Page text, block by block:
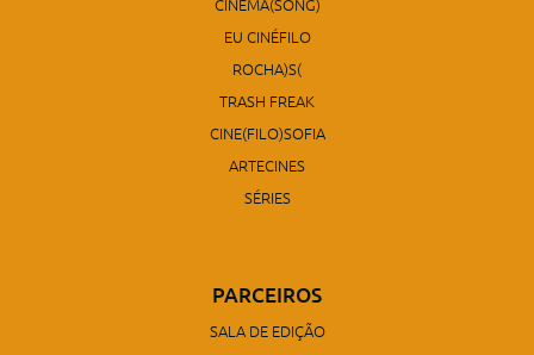
CINEMA(SONG)
EU CINÉFILO
ROCHA)S(
TRASH FREAK
CINE(FILO)SOFIA
ARTECINES
SÉRIES
PARCEIROS
SALA DE EDIÇÃO